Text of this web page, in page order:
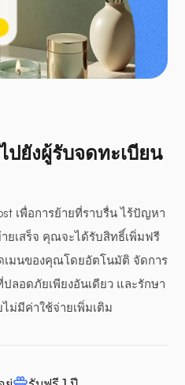
ยังผู้รับจดทะเบียน
เพื่อการย้ายที่ราบรื่น ไร้ปัญหา
ยเสร็จ คุณจะได้รับสิทธิ์เพิ่มฟรี
เมนของคุณโดยอัตโนมัติ จัดการ
อดภัยเพียงอันเดียว และรักษา
ม่มีค่าใช้จ่ายเพิ่มเติม